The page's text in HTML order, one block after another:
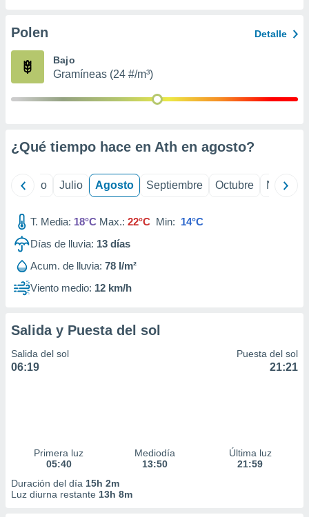
e
mediante
de
Polen Detalle
Bajo
Gramíneas (24 #/m³)
¿Qué tiempo hace en Ath en agosto?
Junio Julio Agosto Septiembre Octubre
T. Media: 18°C Max.: 22°C Min: 14°C
Días de lluvia: 13 días
Acum. de lluvia: 78 l/m²
Viento medio: 12 km/h
Salida y Puesta del sol
Salida del sol
06:19
Puesta del sol
21:21
Primera luz
05:40
Mediodía
13:50
Última luz
21:59
Duración del día 15h 2m
Luz diurna restante 13h 8m